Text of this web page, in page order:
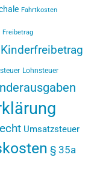
Fahrtkosten
Freibetrag
Kinderfreibetrag
Lohnsteuer
Umsatzsteuer
§ 35a